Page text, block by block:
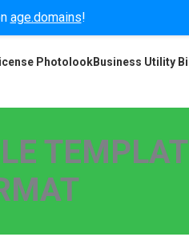
age.domains!
PhotolookBusiness Utility Bill